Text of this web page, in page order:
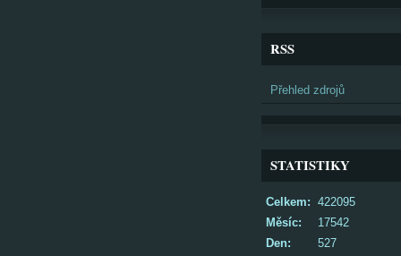
RSS
Přehled zdrojů
STATISTIKY
Celkem: 422095
Měsíc:
17542
Den:
527